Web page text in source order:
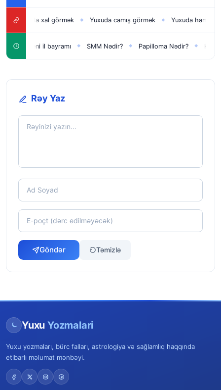
xal görmək ◆ Yuxuda camış görmək ◆ Yuxuda hamilə qadın
Yeni il bayramı ◆ SMM Nədir? ◆ Papilloma Nədir? ◆ Karbonat
Rəy Yaz
Göndər Təmizlə
Yuxu Yozmalari
Yuxu yozmaları, bürc falları, astrologiya və sağlamlıq haqqında
etibarlı məlumat mənbəyi.